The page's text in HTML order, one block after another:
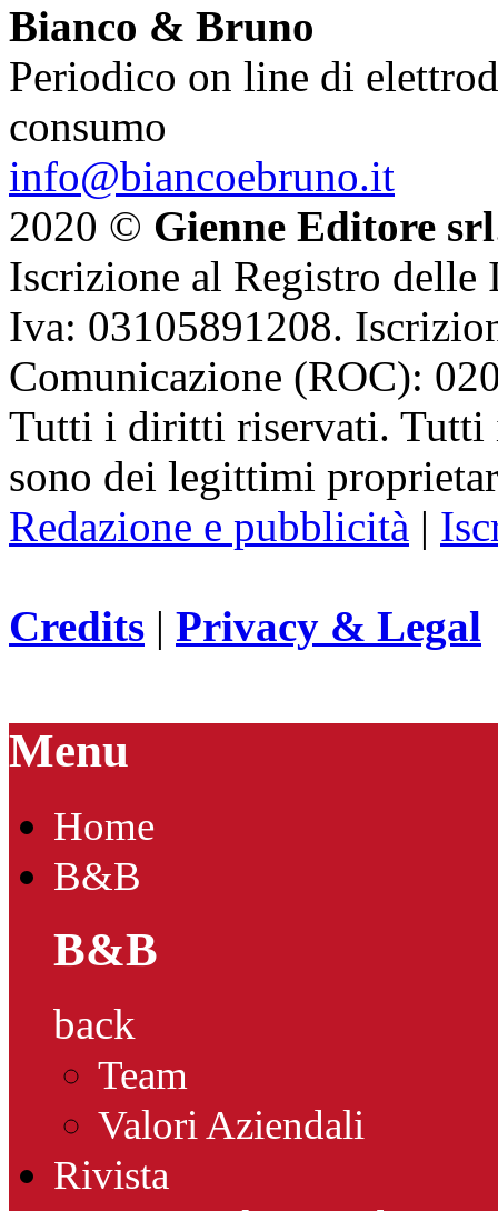
Bianco & Bruno
Periodico on line di
consumo
info@biancoebruno.it
2020 © Gienne Editore srl
Iscrizione al Registro delle
Iva: 03105891208.
Comunicazione (ROC):
Tutti i diritti riservati. Tutti
sono dei legittimi
Redazione e pubblicità |
Credits | Privacy & Legal
Menu
Home
B&B
B&B
back
Team
Valori Aziendali
Rivista